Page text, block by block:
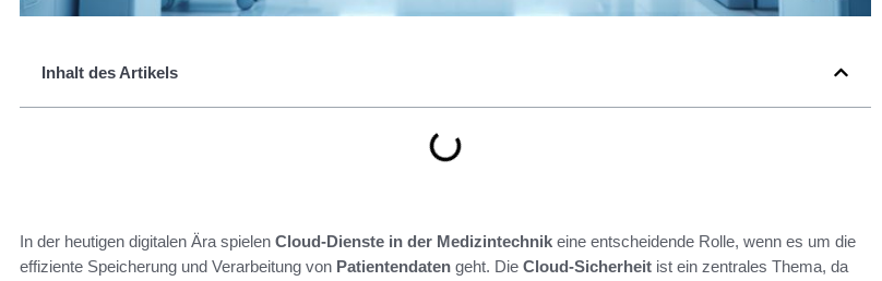
Inhalt des Artikels
In der heutigen digitalen Ära spielen Cloud-Dienste in der Medizintechnik eine entscheidende Rolle, wenn es um die
effiziente Speicherung und Verarbeitung von Patientendaten geht. Die Cloud-Sicherheit ist ein zentrales Thema, da